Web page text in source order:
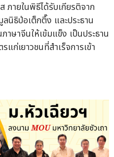
ภายในพิธีได้รับเกียรติจาก
ธิป่อเต็กตึ๊ง และประธาน
ษาจีนให้เข้มแข็ง เป็นประธาน
ก่เยาวชนที่สำเร็จการเข้า